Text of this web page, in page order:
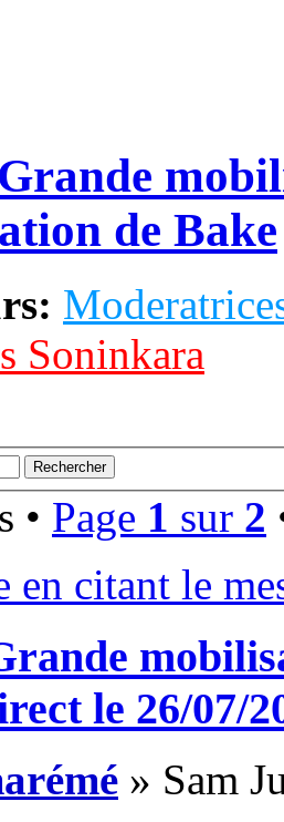
de Bake
Soninkara
• Page 1 sur 2
en citant le
le 26/07/
» Sam